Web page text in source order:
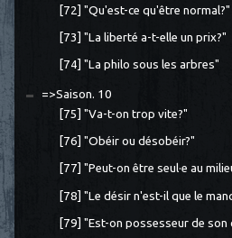
[72] "Qu'est-ce qu'être normal?"
[73] "La liberté a-t-elle un prix?"
[74] "La philo sous les arbres"
=>Saison. 10
[75] "Va-t-on trop vite?"
[76] "Obéir ou désobéir?"
[77] "Peut-on être seul·e au
[78] "Le désir n'est-il que le
[79] "Est-on possesseur de son